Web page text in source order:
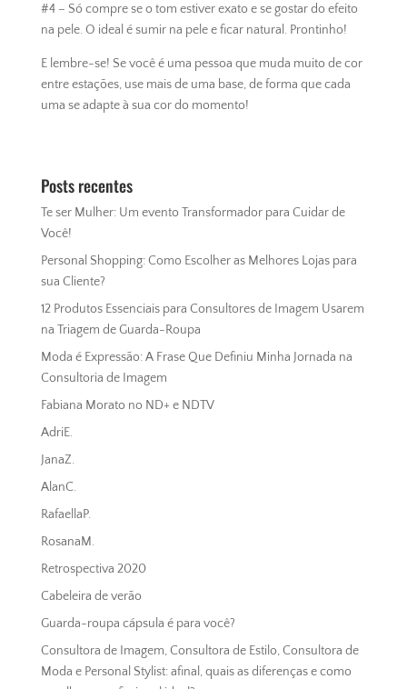
#4 – Só compre se o tom estiver exato e se gostar do efeito
na pele. O ideal é sumir na pele e ficar natural. Prontinho!
E lembre-se! Se você é uma pessoa que muda muito de cor
entre estações, use mais de uma base, de forma que cada
uma se adapte à sua cor do momento!
Posts recentes
Te ser Mulher: Um evento Transformador para Cuidar de
Você!
Personal Shopping: Como Escolher as Melhores Lojas para
sua Cliente?
12 Produtos Essenciais para Consultores de Imagem Usarem
na Triagem de Guarda-Roupa
Moda é Expressão: A Frase Que Definiu Minha Jornada na
Consultoria de Imagem
Fabiana Morato no ND+ e NDTV
AdriE.
JanaZ.
AlanC.
RafaellaP.
RosanaM.
Retrospectiva 2020
Cabeleira de verão
Guarda-roupa cápsula é para você?
Consultora de Imagem, Consultora de Estilo, Consultora de
Moda e Personal Stylist: afinal, quais as diferenças e como